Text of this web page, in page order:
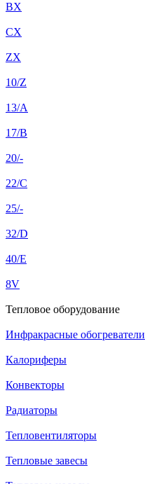
BX
CX
ZX
10/Z
13/A
17/B
20/-
22/C
25/-
32/D
40/E
8V
Тепловое оборудование
Инфракрасные обогреватели
Калориферы
Конвекторы
Радиаторы
Тепловентиляторы
Тепловые завесы